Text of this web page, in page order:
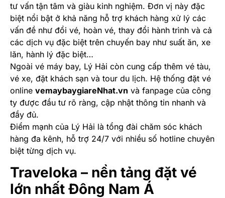
tư vấn tận tâm và giàu kinh nghiệm. Đơn vị này đặc
biệt nổi bật ở khả năng hỗ trợ khách hàng xử lý các
vấn đề như đổi vé, hoàn vé, thay đổi hành trình và cả
các dịch vụ đặc biệt trên chuyến bay như suất ăn, xe
lăn, hành lý đặc biệt…
Ngoài vé máy bay, Lý Hải còn cung cấp thêm vé tàu,
vé xe, đặt khách sạn và tour du lịch. Hệ thống đặt vé
online vemaybaygiareNhat.vn và fanpage của công
ty được đầu tư rõ ràng, cập nhật thông tin nhanh và
đầy đủ.
Điểm mạnh của Lý Hải là tổng đài chăm sóc khách
hàng đa kênh, hỗ trợ 24/7 với nhiều số hotline chuyên
biệt từng dịch vụ.
Traveloka – nền tảng đặt vé
lớn nhất Đông Nam Á